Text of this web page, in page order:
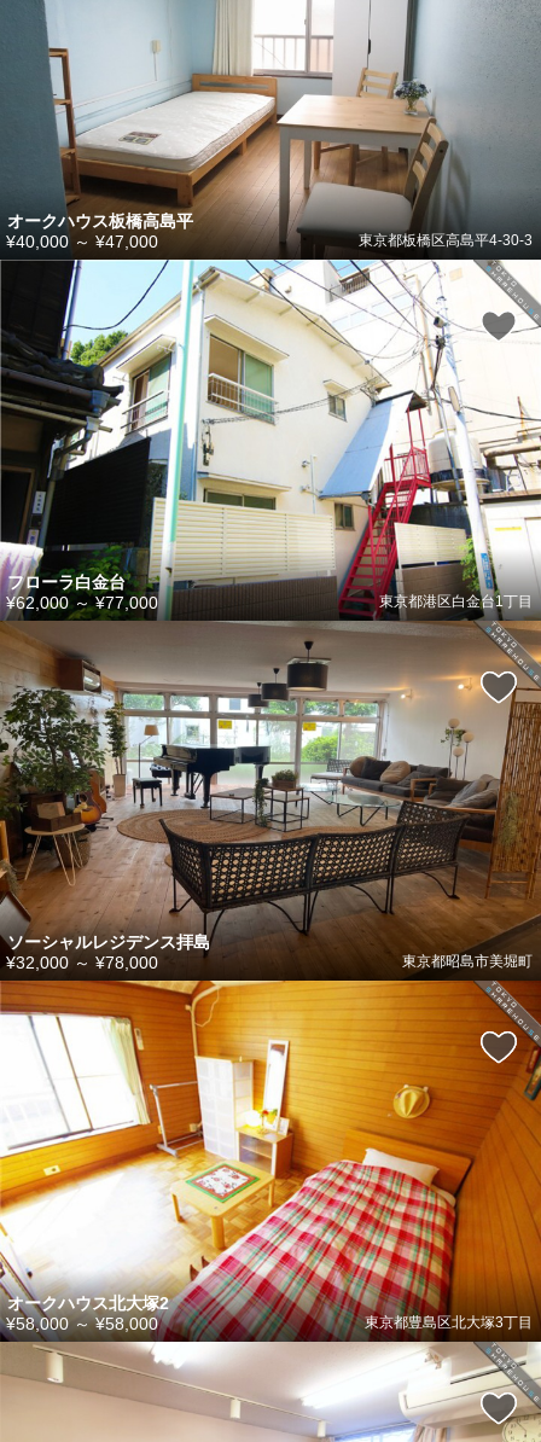
オークハウス板橋高島平
東京都板橋区高島平4-30-3
¥40,000～ ¥47,000
フローラ白金台
東京都港区白金台1丁目
¥62,000～¥77,000
ソーシャルレジデンス拝島
東京都昭島市美堀町
¥32,000 ～ ¥78,000
オークハウス北大塚2
東京都豊島区北大塚3丁目
¥58,000～¥58,000